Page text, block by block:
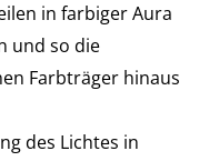
in farbiger Aura
und so die
Farbträger hinaus
des Lichtes in